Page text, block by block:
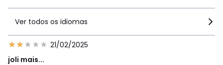
Ver todos os idiomas
21/02/2025
joli mais...